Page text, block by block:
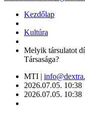
Kezdőlap
Kultúra
Melyik társulatot
Társasága?
MTI |
2026.07.05. 10:38
2026.07.05. 10:38